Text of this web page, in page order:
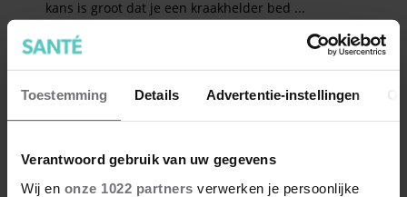
Toestemming Details Advertentie-instellingen
Verantwoord gebruik van uw gegevens
Wij en onze 1022 partners verwerken je persoonlijke